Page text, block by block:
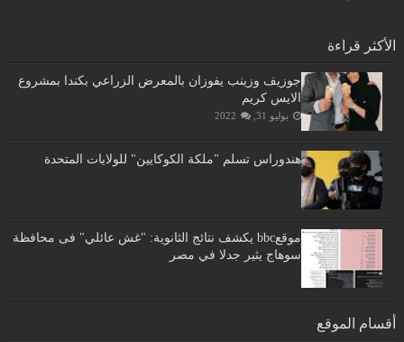
الأكثر قراءة
جوزيف وزينب يفوزان بالمعرض الزراعي بكندا بمشروع
الايس كريم
يوليو 31, 2022
هندوراس تسلم "ملكة الكوكايين" للولايات المتحدة
موقعbbc يكشف نتائج الثانوية: "غش عائلي" فى محافظة
سوهاج يثير جدلا في مصر
أقسام الموقع